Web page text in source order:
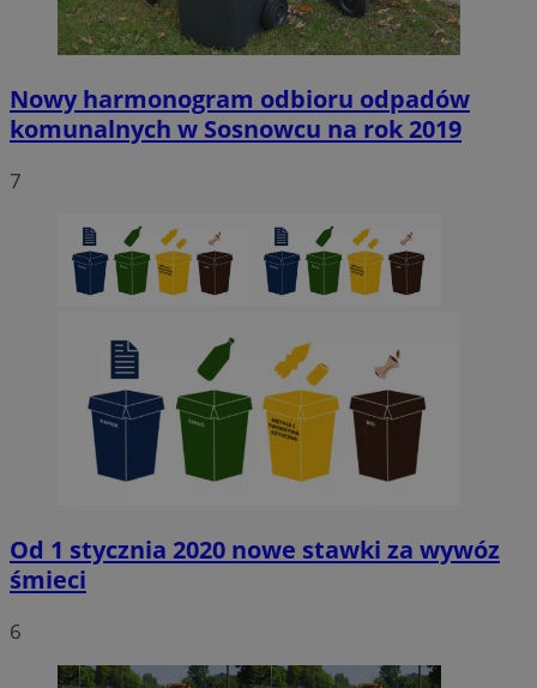
Nowy harmonogram odbioru odpadów
komunalnych w Sosnowcu na rok 2019
7
Od 1 stycznia 2020 nowe stawki za wywóz
śmieci
6